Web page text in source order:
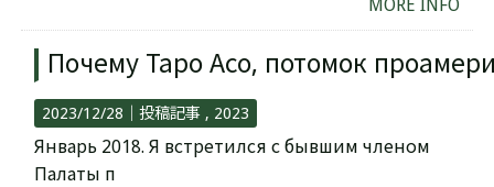
MORE INFO
Почему Таро Асо, потомок
2023/12/28｜投稿記事 2023
Январь 2018. Я встретился с бывшим членом
Палаты п